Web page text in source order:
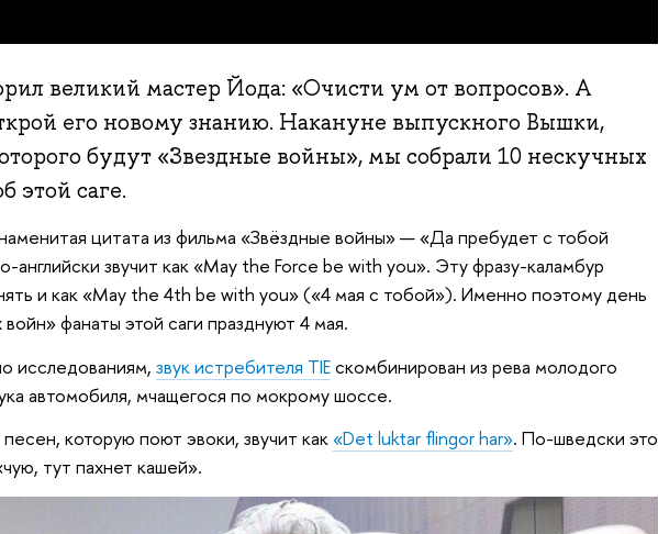
великий мастер Йода: «Очисти ум от вопросов». А
его новому знанию. Накануне выпускного Вышки,
будут «Звездные войны», мы собрали 10 нескучных
этой саге.
цитата из фильма «Звёздные войны» — «Да пребудет с тобой
английски звучит как «May the Force be with you». Эту фразу-каламбур
и как «May the 4th be with you» («4 мая с тобой»). Именно поэтому день
войн» фанаты этой саги празднуют 4 мая.
исследованиям, звук истребителя TIEскомбинирован из рева молодого
автомобиля, мчащегося по мокрому шоссе.
которую поют эвоки, звучит как «Det luktar flingor har». По-шведски это
тут пахнет кашей».